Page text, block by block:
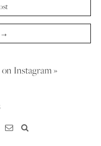
→
Instagram »